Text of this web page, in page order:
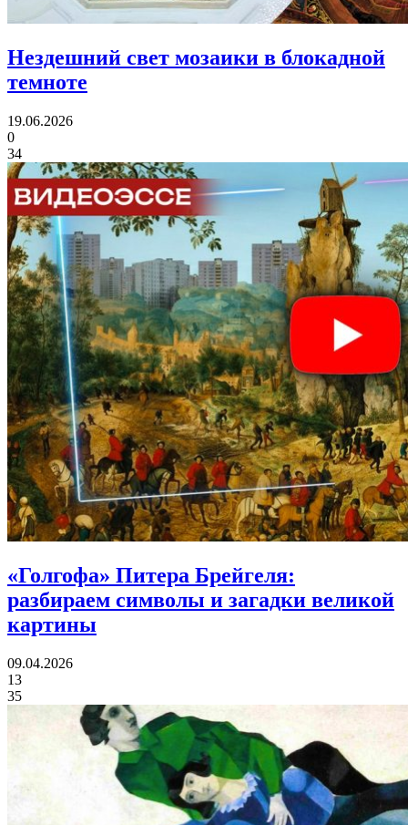
Нездешний свет мозаики в блокадной
темноте
19.06.2026
0
34
«Голгофа» Питера Брейгеля:
разбираем символы и загадки великой
картины
09.04.2026
13
35